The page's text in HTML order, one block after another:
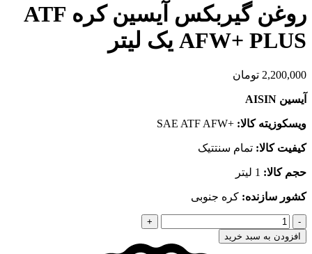
روغن گیربکس آیسین کره ATF
AFW+ PLUS یک لیتر
2,200,000 تومان
آیسین AISIN
ویسکوزیته کالا: +SAE ATF AFW
کیفیت کالا: تمام سنتتیک
حجم کالا: 1 لیتر
کشور سازنده: کره جنوبی
روغن
گیربکس
آیسین
افزودن به سبد خرید